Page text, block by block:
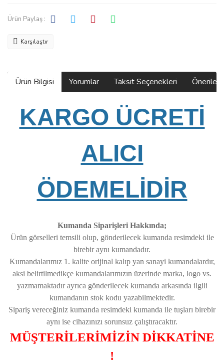
Ürün Paylaş :
Karşılaştır
Ürün Bilgisi Yorumlar Taksit Seçenekleri
KARGO ÜCRETİ
ALICI
ÖDEMELİDİR
Kumanda Siparişleri Hakkında;
Ürün görselleri temsili olup, gönderilecek kumanda resimdeki ile
birebir aynı kumandadır.
Kumandalarımız 1. kalite orijinal kalıp yan sanayi kumandalardır,
aksi belirtilmedikçe kumandalarımızın üzerinde marka, logo vs.
yazmamaktadır ayrıca gönderilecek kumanda arkasında ilgili
kumandanın stok kodu yazabilmektedir.
Sipariş vereceğiniz kumanda resimdeki kumanda ile tuşları birebir
aynı ise cihazınızı sorunsuz çalıştıracaktır.
MÜŞTERİLERİMİZİN DİKKATİNE
!